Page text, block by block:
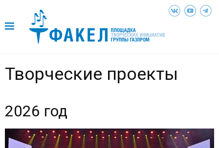
Творческие проекты
2026 год